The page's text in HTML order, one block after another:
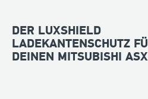
DER LUXSHIELD
LADEKANTENSCHUTZ
DEINEN MITSUBISHI ASX